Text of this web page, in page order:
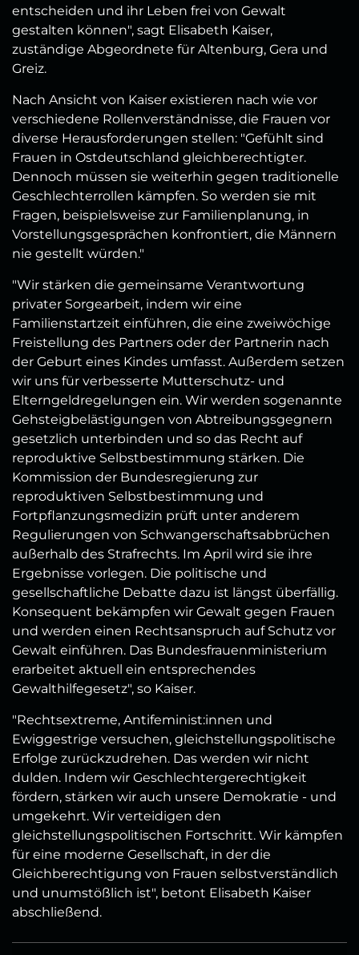
entscheiden und ihr Leben frei von Gewalt
gestalten können", sagt Elisabeth Kaiser,
zuständige Abgeordnete für Altenburg, Gera und
Greiz.
Nach Ansicht von Kaiser existieren nach wie vor
verschiedene Rollenverständnisse, die Frauen vor
diverse Herausforderungen stellen: "Gefühlt sind
Frauen in Ostdeutschland gleichberechtigter.
Dennoch müssen sie weiterhin gegen traditionelle
Geschlechterrollen kämpfen. So werden sie mit
Fragen, beispielsweise zur Familienplanung, in
Vorstellungsgesprächen konfrontiert, die Männern
nie gestellt würden."
"Wir stärken die gemeinsame Verantwortung
privater Sorgearbeit, indem wir eine
Familienstartzeit einführen, die eine zweiwöchige
Freistellung des Partners oder der Partnerin nach
der Geburt eines Kindes umfasst. Außerdem setzen
wir uns für verbesserte Mutterschutz- und
Elterngeldregelungen ein. Wir werden sogenannte
Gehsteigbelästigungen von Abtreibungsgegnern
gesetzlich unterbinden und so das Recht auf
reproduktive Selbstbestimmung stärken. Die
Kommission der Bundesregierung zur
reproduktiven Selbstbestimmung und
Fortpflanzungsmedizin prüft unter anderem
Regulierungen von Schwangerschaftsabbrüchen
außerhalb des Strafrechts. Im April wird sie ihre
Ergebnisse vorlegen. Die politische und
gesellschaftliche Debatte dazu ist längst überfällig.
Konsequent bekämpfen wir Gewalt gegen Frauen
und werden einen Rechtsanspruch auf Schutz vor
Gewalt einführen. Das Bundesfrauenministerium
erarbeitet aktuell ein entsprechendes
Gewalthilfegesetz", so Kaiser.
"Rechtsextreme, Antifeminist:innen und
Ewiggestrige versuchen, gleichstellungspolitische
Erfolge zurückzudrehen. Das werden wir nicht
dulden. Indem wir Geschlechtergerechtigkeit
fördern, stärken wir auch unsere Demokratie - und
umgekehrt. Wir verteidigen den
gleichstellungspolitischen Fortschritt. Wir kämpfen
für eine moderne Gesellschaft, in der die
Gleichberechtigung von Frauen selbstverständlich
und unumstößlich ist", betont Elisabeth Kaiser
abschließend.